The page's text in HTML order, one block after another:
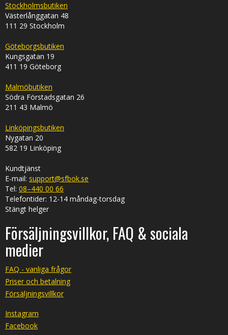
Stockholmsbutiken
Västerlånggatan 48
111 29 Stockholm
Göteborgsbutiken
Kungsgatan 19
411 19 Göteborg
Malmöbutiken
Södra Förstadsgatan 26
211 43 Malmö
Linköpingsbutiken
Nygatan 20
582 19 Linköping
Kundtjänst
E-mail: support@sfbok.se
Tel: 08–440 00 66
Telefontider: 12-14 måndag-torsdag
Stängt helger
Försäljningsvillkor, FAQ & sociala
medier
FAQ - vanliga frågor
Priser och betalning
Försäljningsvillkor
Instagram
Facebook